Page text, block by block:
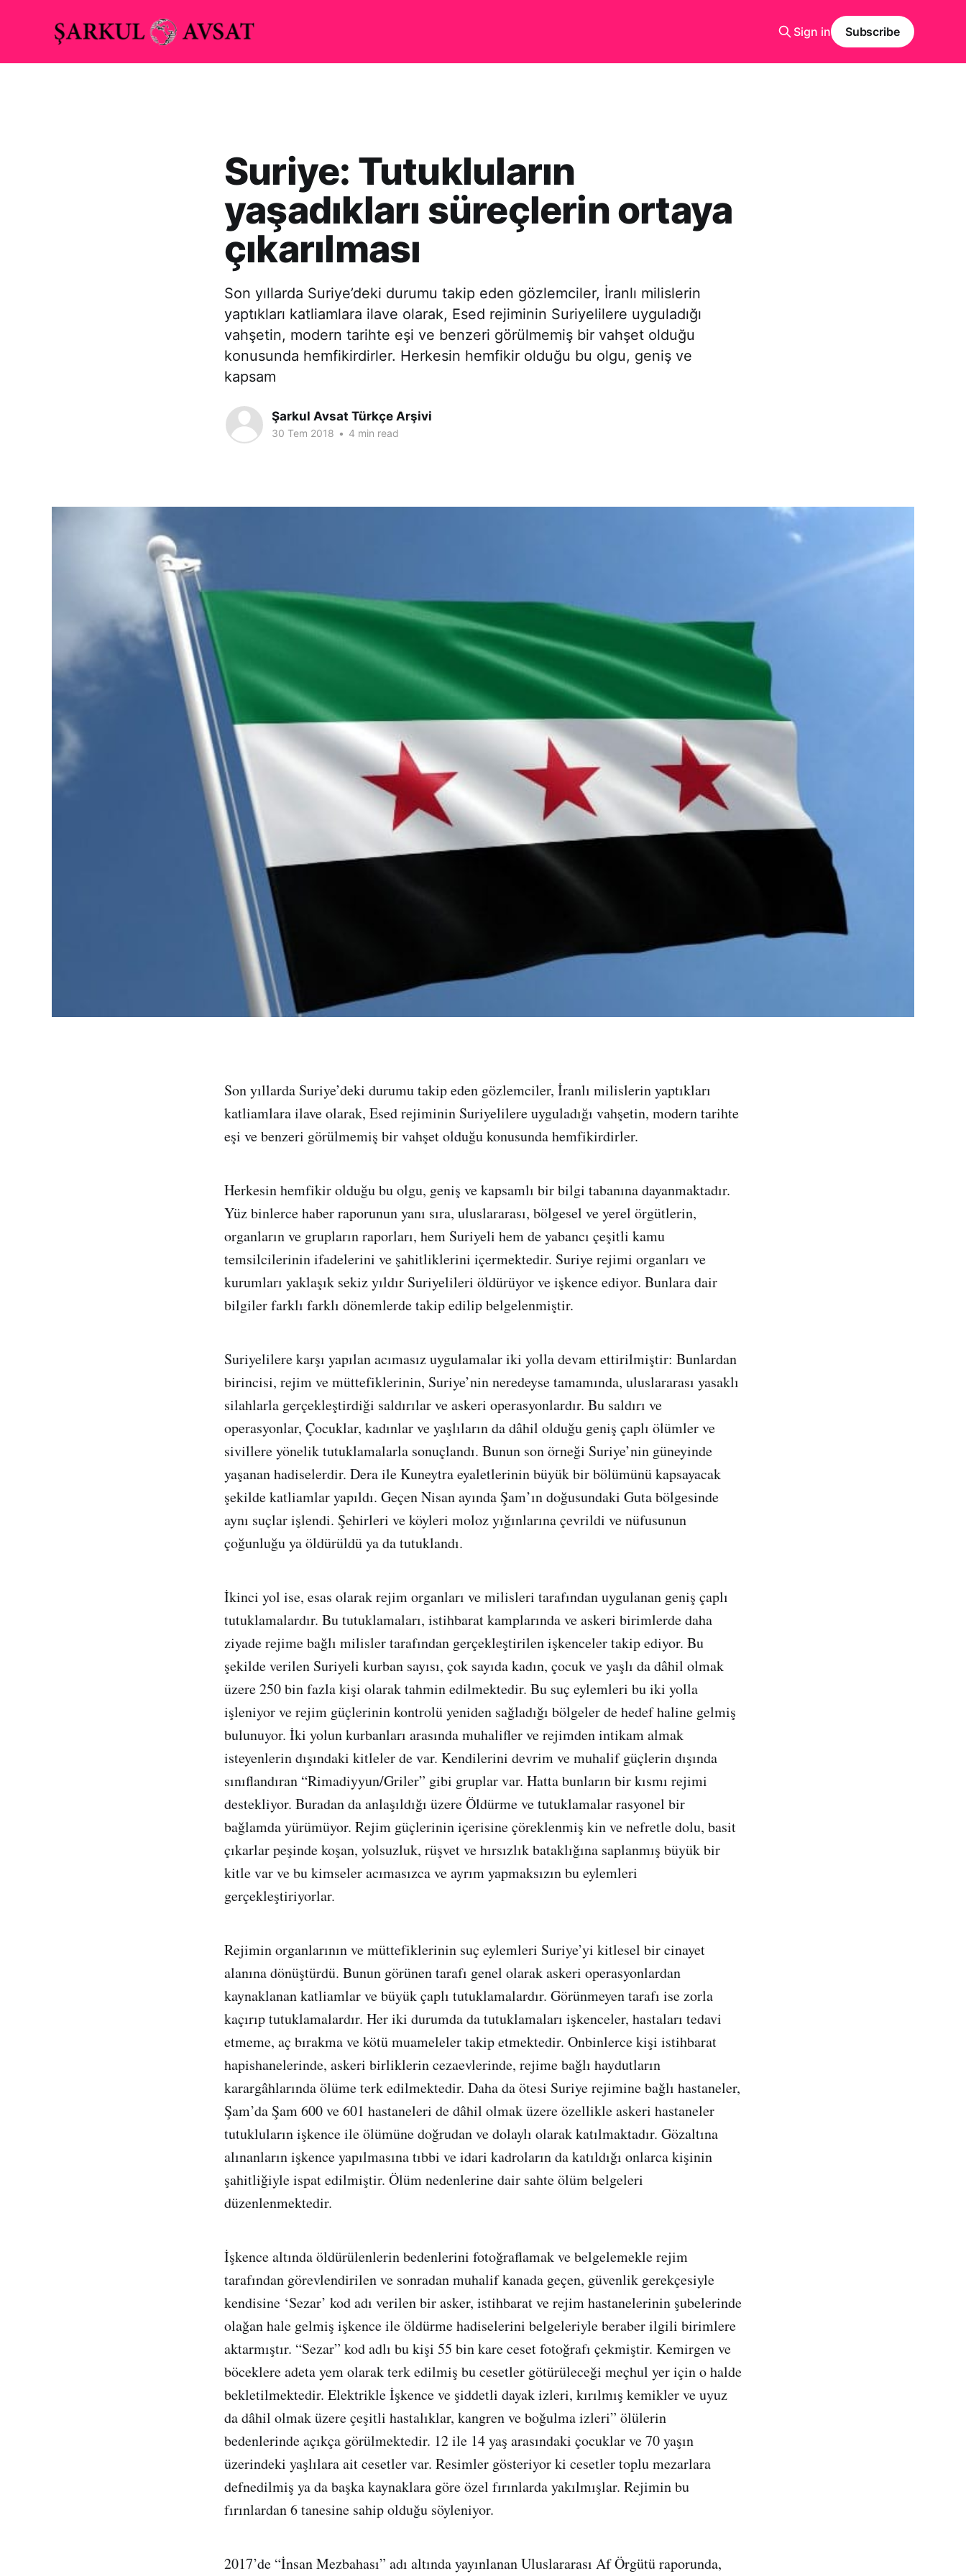
Sign in Subscribe
Suriye: Tutukluların
yaşadıkları süreçlerin ortaya
çıkarılması
Son yıllarda Suriye’deki durumu takip eden gözlemciler, İranlı milislerin
yaptıkları katliamlara ilave olarak, Esed rejiminin Suriyelilere uyguladığı
vahşetin, modern tarihte eşi ve benzeri görülmemiş bir vahşet olduğu
konusunda hemfikirdirler. Herkesin hemfikir olduğu bu olgu, geniş ve
kapsam
Şarkul Avsat Türkçe Arşivi
30 Tem 2018 • 4 min read
Son yıllarda Suriye’deki durumu takip eden gözlemciler, İranlı milislerin yaptıkları
katliamlara ilave olarak, Esed rejiminin Suriyelilere uyguladığı vahşetin, modern tarihte
eşi ve benzeri görülmemiş bir vahşet olduğu konusunda hemfikirdirler.
Herkesin hemfikir olduğu bu olgu, geniş ve kapsamlı bir bilgi tabanına dayanmaktadır.
Yüz binlerce haber raporunun yanı sıra, uluslararası, bölgesel ve yerel örgütlerin,
organların ve grupların raporları, hem Suriyeli hem de yabancı çeşitli kamu
temsilcilerinin ifadelerini ve şahitliklerini içermektedir. Suriye rejimi organları ve
kurumları yaklaşık sekiz yıldır Suriyelileri öldürüyor ve işkence ediyor. Bunlara dair
bilgiler farklı farklı dönemlerde takip edilip belgelenmiştir.
Suriyelilere karşı yapılan acımasız uygulamalar iki yolla devam ettirilmiştir: Bunlardan
birincisi, rejim ve müttefiklerinin, Suriye’nin neredeyse tamamında, uluslararası yasaklı
silahlarla gerçekleştirdiği saldırılar ve askeri operasyonlardır. Bu saldırı ve
operasyonlar, Çocuklar, kadınlar ve yaşlıların da dâhil olduğu geniş çaplı ölümler ve
sivillere yönelik tutuklamalarla sonuçlandı. Bunun son örneği Suriye’nin güneyinde
yaşanan hadiselerdir. Dera ile Kuneytra eyaletlerinin büyük bir bölümünü kapsayacak
şekilde katliamlar yapıldı. Geçen Nisan ayında Şam’ın doğusundaki Guta bölgesinde
aynı suçlar işlendi. Şehirleri ve köyleri moloz yığınlarına çevrildi ve nüfusunun
çoğunluğu ya öldürüldü ya da tutuklandı.
İkinci yol ise, esas olarak rejim organları ve milisleri tarafından uygulanan geniş çaplı
tutuklamalardır. Bu tutuklamaları, istihbarat kamplarında ve askeri birimlerde daha
ziyade rejime bağlı milisler tarafından gerçekleştirilen işkenceler takip ediyor. Bu
şekilde verilen Suriyeli kurban sayısı, çok sayıda kadın, çocuk ve yaşlı da dâhil olmak
üzere 250 bin fazla kişi olarak tahmin edilmektedir. Bu suç eylemleri bu iki yolla
işleniyor ve rejim güçlerinin kontrolü yeniden sağladığı bölgeler de hedef haline gelmiş
bulunuyor. İki yolun kurbanları arasında muhalifler ve rejimden intikam almak
isteyenlerin dışındaki kitleler de var. Kendilerini devrim ve muhalif güçlerin dışında
sınıflandıran “Rimadiyyun/Griler” gibi gruplar var. Hatta bunların bir kısmı rejimi
destekliyor. Buradan da anlaşıldığı üzere Öldürme ve tutuklamalar rasyonel bir
bağlamda yürümüyor. Rejim güçlerinin içerisine çöreklenmiş kin ve nefretle dolu, basit
çıkarlar peşinde koşan, yolsuzluk, rüşvet ve hırsızlık bataklığına saplanmış büyük bir
kitle var ve bu kimseler acımasızca ve ayrım yapmaksızın bu eylemleri
gerçekleştiriyorlar.
Rejimin organlarının ve müttefiklerinin suç eylemleri Suriye’yi kitlesel bir cinayet
alanına dönüştürdü. Bunun görünen tarafı genel olarak askeri operasyonlardan
kaynaklanan katliamlar ve büyük çaplı tutuklamalardır. Görünmeyen tarafı ise zorla
kaçırıp tutuklamalardır. Her iki durumda da tutuklamaları işkenceler, hastaları tedavi
etmeme, aç bırakma ve kötü muameleler takip etmektedir. Onbinlerce kişi istihbarat
hapishanelerinde, askeri birliklerin cezaevlerinde, rejime bağlı haydutların
karargâhlarında ölüme terk edilmektedir. Daha da ötesi Suriye rejimine bağlı hastaneler,
Şam’da Şam 600 ve 601 hastaneleri de dâhil olmak üzere özellikle askeri hastaneler
tutukluların işkence ile ölümüne doğrudan ve dolaylı olarak katılmaktadır. Gözaltına
alınanların işkence yapılmasına tıbbi ve idari kadroların da katıldığı onlarca kişinin
şahitliğiyle ispat edilmiştir. Ölüm nedenlerine dair sahte ölüm belgeleri
düzenlenmektedir.
İşkence altında öldürülenlerin bedenlerini fotoğraflamak ve belgelemekle rejim
tarafından görevlendirilen ve sonradan muhalif kanada geçen, güvenlik gerekçesiyle
kendisine ‘Sezar’ kod adı verilen bir asker, istihbarat ve rejim hastanelerinin şubelerinde
olağan hale gelmiş işkence ile öldürme hadiselerini belgeleriyle beraber ilgili birimlere
aktarmıştır. “Sezar” kod adlı bu kişi 55 bin kare ceset fotoğrafı çekmiştir. Kemirgen ve
böceklere adeta yem olarak terk edilmiş bu cesetler götürüleceği meçhul yer için o halde
bekletilmektedir. Elektrikle İşkence ve şiddetli dayak izleri, kırılmış kemikler ve uyuz
da dâhil olmak üzere çeşitli hastalıklar, kangren ve boğulma izleri” ölülerin
bedenlerinde açıkça görülmektedir. 12 ile 14 yaş arasındaki çocuklar ve 70 yaşın
üzerindeki yaşlılara ait cesetler var. Resimler gösteriyor ki cesetler toplu mezarlara
defnedilmiş ya da başka kaynaklara göre özel fırınlarda yakılmışlar. Rejimin bu
fırınlardan 6 tanesine sahip olduğu söyleniyor.
2017’de “İnsan Mezbahası” adı altında yayınlanan Uluslararası Af Örgütü raporunda,